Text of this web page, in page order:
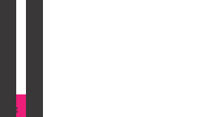
blog